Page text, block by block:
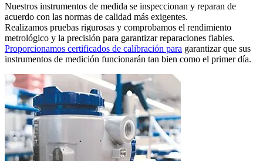
Nuestros instrumentos de medida se inspeccionan y reparan de
acuerdo con las normas de calidad más exigentes.
Realizamos pruebas rigurosas y comprobamos el rendimiento
metrológico y la precisión para garantizar reparaciones fiables.
Proporcionamos certificados de calibración para garantizar que sus
instrumentos de medición funcionarán tan bien como el primer día.